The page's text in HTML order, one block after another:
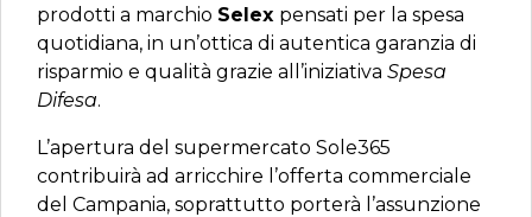
prodotti a marchio Selex pensati per la spesa
quotidiana, in un’ottica di autentica garanzia di
risparmio e qualità grazie all’iniziativa Spesa
Difesa.
L’apertura del supermercato Sole365
contribuirà ad arricchire l’offerta commerciale
del Campania, soprattutto porterà l’assunzione